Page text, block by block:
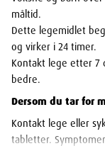
måltid.
Dette legemidlet
og virker i 24 timer.
Kontakt lege etter 7
bedre.
Dersom du tar for
Kontakt lege eller
tabletter.